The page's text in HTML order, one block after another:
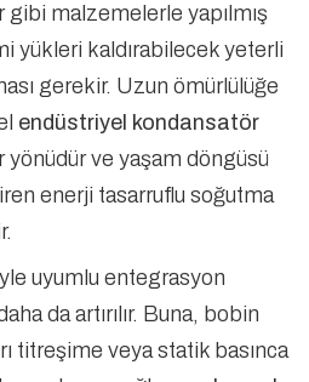
gibi malzemelerle yapılmış
yükleri kaldırabilecek yeterli
gerekir. Uzun ömürlülüğe
endüstriyel kondansatör
yönüdür ve yaşam döngüsü
enerji tasarruflu soğutma
uyumlu entegrasyon
da artırılır. Buna, bobin
titreşime veya statik basınca